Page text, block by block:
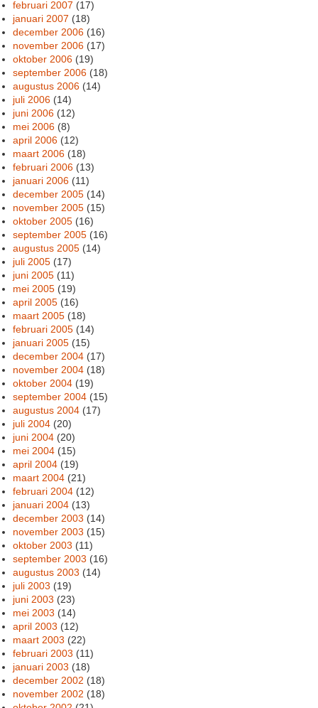
februari 2007 (17)
januari 2007 (18)
december 2006 (16)
november 2006 (17)
oktober 2006 (19)
september 2006 (18)
augustus 2006 (14)
juli 2006 (14)
juni 2006 (12)
mei 2006 (8)
april 2006 (12)
maart 2006 (18)
februari 2006 (13)
januari 2006 (11)
december 2005 (14)
november 2005 (15)
oktober 2005 (16)
september 2005 (16)
augustus 2005 (14)
juli 2005 (17)
juni 2005 (11)
mei 2005 (19)
april 2005 (16)
maart 2005 (18)
februari 2005 (14)
januari 2005 (15)
december 2004 (17)
november 2004 (18)
oktober 2004 (19)
september 2004 (15)
augustus 2004 (17)
juli 2004 (20)
juni 2004 (20)
mei 2004 (15)
april 2004 (19)
maart 2004 (21)
februari 2004 (12)
januari 2004 (13)
december 2003 (14)
november 2003 (15)
oktober 2003 (11)
september 2003 (16)
augustus 2003 (14)
juli 2003 (19)
juni 2003 (23)
mei 2003 (14)
april 2003 (12)
maart 2003 (22)
februari 2003 (11)
januari 2003 (18)
december 2002 (18)
november 2002 (18)